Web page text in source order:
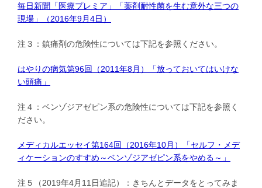
毎日新聞「医療プレミア」「薬剤耐性菌を生む意外な三つの
現場」（2016年9月4日）
注３：鎮痛剤の危険性については下記を参照ください。
はやりの病気第96回（2011年8月）「放っておいてはいけな
い頭痛」
注４：ベンゾジアゼピン系の危険性については下記を参照く
ださい。
メディカルエッセイ第164回（2016年10月）「セルフ・メデ
ィケーションのすすめ～ベンゾジアゼピン系をやめる～」
注５（2019年4月11日追記）：きちんとデータをとってみま